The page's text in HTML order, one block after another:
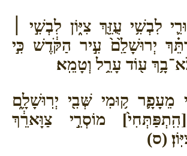
לִבְשִׁ֥י עֻזֵּ֖ךְ צִיּ֑וֹן לִבְשִׁ֣י ׀
יְרוּשָׁלִַ֙ם֙ עִ֣יר הַקֹּ֔דֶשׁ כִּ֣י
ע֖וֹד עָרֵ֥ל וְטָמֵֽא׃
מֵעָפָ֛ר ק֥וּמִי שְּׁבִ֖י יְרֽוּשָׁלִָ֑ם
מוֹסְרֵ֣י צַוָּארֵ֔ךְ
(ס)